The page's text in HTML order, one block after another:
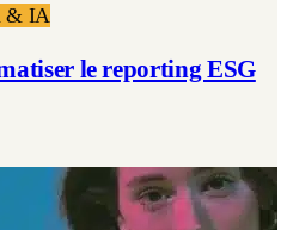
& IA
le reporting ESG